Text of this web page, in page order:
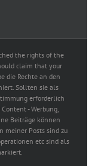
the rights of the
claim that your
die Rechte an den
Sollten sie als
erforderlich
- Werbung,
Beiträge können
Posts sind zu
etc sind als